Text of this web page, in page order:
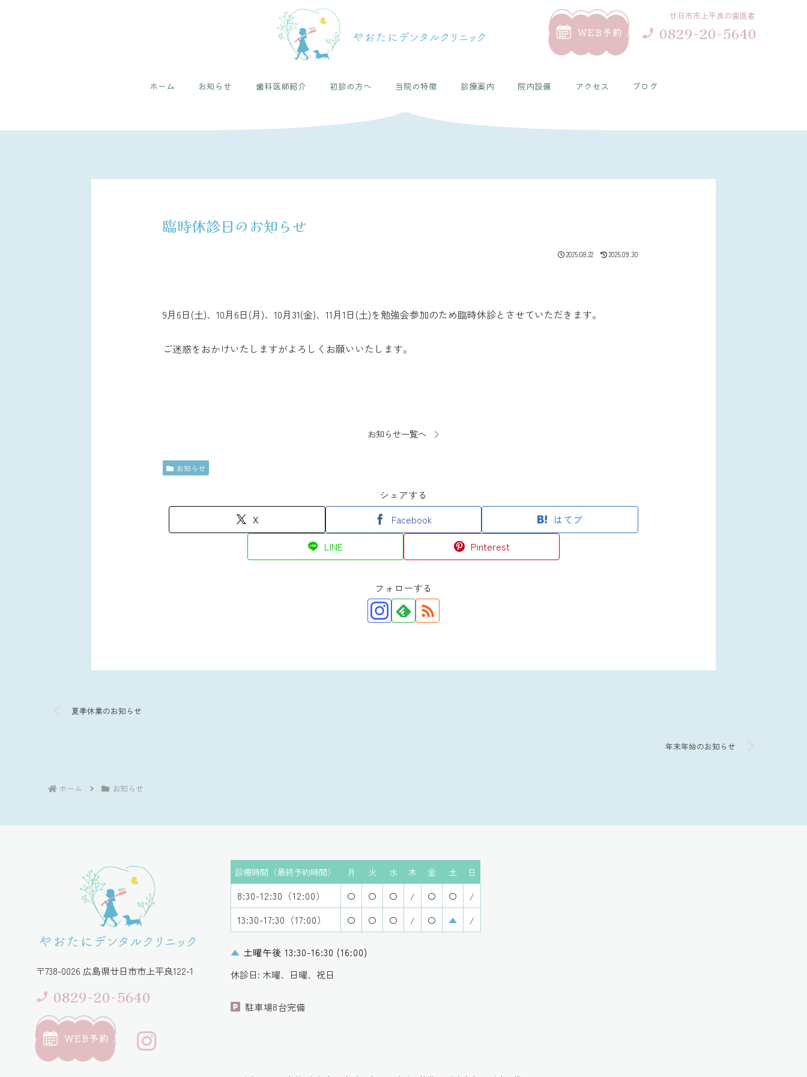
WEB予約
廿日市市上平良の歯医者
0829-20-5640
ホーム お知らせ 歯科医師紹介 初診の方へ 当院の特徴 診療案内 院内設備 アクセス ブログ
臨時休診日のお知らせ
2025.08.22 2025.09.30
9月6日(土)、10月6日(月)、10月31(金)、11月1日(土)を勉強会参加のため臨時休診とさせていただきます。
ご迷惑をおかけいたしますがよろしくお願いいたします。
お知らせ一覧へ
お知らせ
シェアする
X
Facebook
はてブ
LINE
Pinterest
フォローする
夏季休業のお知らせ
年末年始のお知らせ
ホーム お知らせ
〒738-0026 広島県廿日市市上平良122-1
0829-20-5640
WEB予約
診療時間 （最終予約時間） 月 火 水 木 金 土 日
8:30-12:30（12:00） 〇 〇 〇 / 〇 〇 /
13:30-17:30（17:00） 〇 〇 〇 / 〇 ▲ /
▲ 土曜午後 13:30-16:30 (16:00)
休診日: 木曜、日曜、祝日
駐車場8台完備